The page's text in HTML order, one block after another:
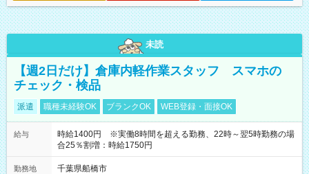
未読
【週2日だけ】倉庫内軽作業スタッフ スマホの
チェック・検品
派遣 職種未経験OK ブランクOK WEB登録・面接OK
給与
時給1400円 ※実働8時間を超える勤務、22時～翌5時勤務の場
合25％割増：時給1750円
勤務地
千葉県船橋市